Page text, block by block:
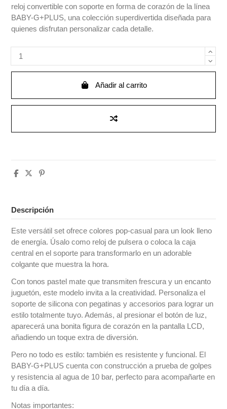
reloj convertible con soporte en forma de corazón de la línea
BABY-G+PLUS, una colección superdivertida diseñada para
quienes disfrutan personalizar cada detalle.
Añadir al carrito
Descripción
Este versátil set ofrece colores pop-casual para un look lleno
de energía. Úsalo como reloj de pulsera o coloca la caja
central en el soporte para transformarlo en un adorable
colgante que muestra la hora.
Con tonos pastel mate que transmiten frescura y un encanto
juguetón, este modelo invita a la creatividad. Personaliza el
soporte de silicona con pegatinas y accesorios para lograr un
estilo totalmente tuyo. Además, al presionar el botón de luz,
aparecerá una bonita figura de corazón en la pantalla LCD,
añadiendo un toque extra de diversión.
Pero no todo es estilo: también es resistente y funcional. El
BABY-G+PLUS cuenta con construcción a prueba de golpes
y resistencia al agua de 10 bar, perfecto para acompañarte en
tu día a día.
Notas importantes: